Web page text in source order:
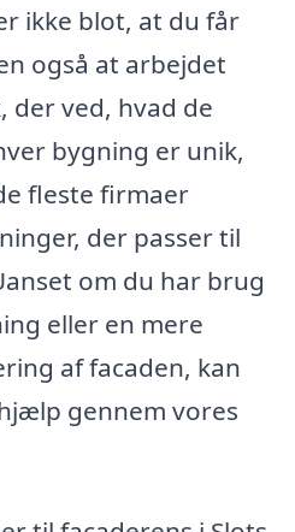
ikke blot, at du får
også at arbejdet
der ved, hvad de
bygning er unik,
fleste firmaer
der passer til
om du har brug
eller en mere
af facaden, kan
gennem vores